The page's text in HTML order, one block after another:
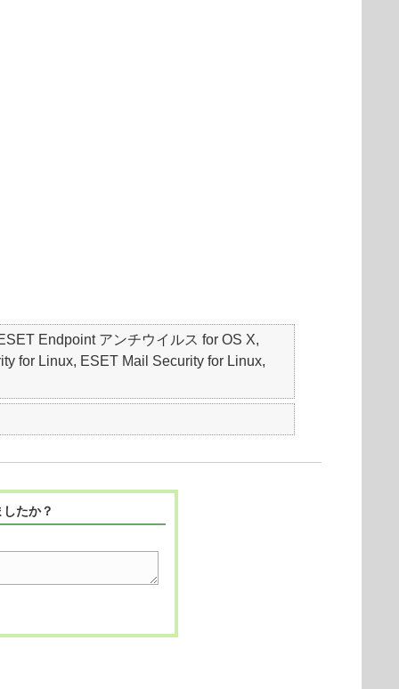
Endpoint アンチウイルス for OS X,
for Linux, ESET Mail Security for Linux,
たか？